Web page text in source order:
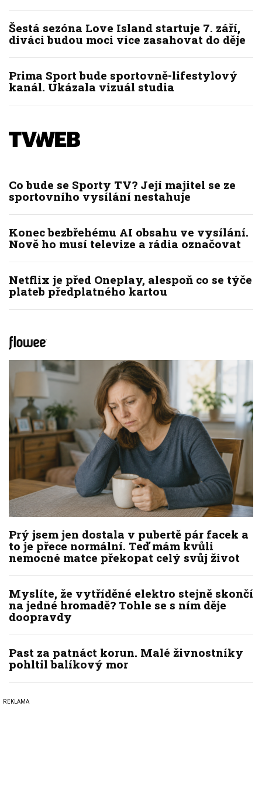
Šestá sezóna Love Island startuje 7. září,
diváci budou moci více zasahovat do děje
Prima Sport bude sportovně-lifestylový
kanál. Ukázala vizuál studia
Co bude se Sporty TV? Její majitel se ze
sportovního vysílání nestahuje
Konec bezbřehému AI obsahu ve vysílání.
Nově ho musí televize a rádia označovat
Netflix je před Oneplay, alespoň co se týče
plateb předplatného kartou
Prý jsem jen dostala v pubertě pár facek a
to je přece normální. Teď mám kvůli
nemocné matce překopat celý svůj život
Myslíte, že vytříděné elektro stejně skončí
na jedné hromadě? Tohle se s ním děje
doopravdy
Past za patnáct korun. Malé živnostníky
pohltil balíkový mor